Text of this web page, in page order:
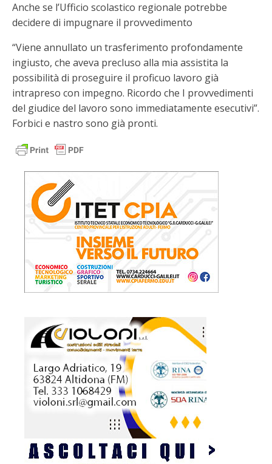
Anche se l’Ufficio scolastico regionale potrebbe
decidere di impugnare il provvedimento
“Viene annullato un trasferimento profondamente
ingiusto, che aveva precluso alla mia assistita la
possibilità di proseguire il proficuo lavoro già
intrapreso con impegno. Ricordo che I provvedimenti
del giudice del lavoro sono immediatamente esecutivi”.
Forbici e nastro sono già pronti.